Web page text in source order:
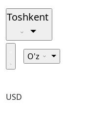
Toshkent
O'z
USD